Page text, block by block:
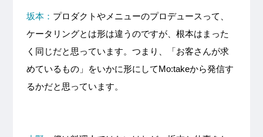
坂本： プロダクトやメニューのプロデュースって、
ケータリングとは形は違うのですが、根本はまった
く同じだと思っています。つまり、「お客さんが求
めているもの」をいかに形にしてMo:takeから発信す
るかだと思っています。